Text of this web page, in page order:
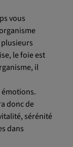
vous
le foie est
il
donc de
sérénité
dans